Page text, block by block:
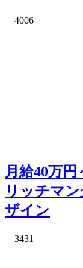
4006
月給40万
リッチマン
ザイン
3431